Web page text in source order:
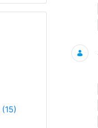
(15)